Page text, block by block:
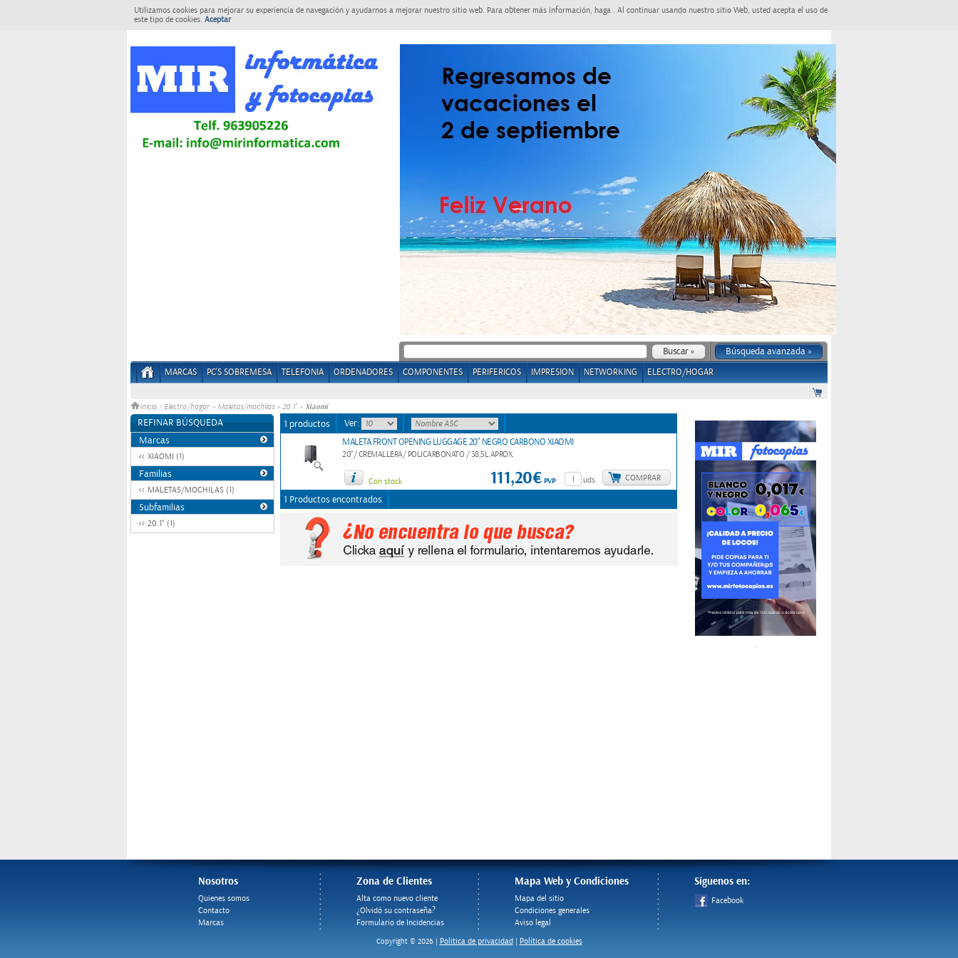
Utilizamos cookies para mejorar su experiencia de navegación y ayudarnos a mejorar nuestro sitio web. Para obtener más información, haga . Al continuar usando nuestro sitio Web, usted acepta el uso de
este tipo de cookies. Aceptar
Búsqueda avanzada »
MARCAS PC'S SOBREMESA TELEFONIA ORDENADORES COMPONENTES PERIFERICOS IMPRESION NETWORKING ELECTRO/HOGAR
Inicio > Electro/hogar » Maletas/mochilas » 20.1"» Xiaomi
REFINAR BÚSQUEDA
Marcas
XIAOMI (1)
Familias
MALETAS/MOCHILAS (1)
Subfamilias
20.1" (1)
1 productos Ver:
MALETA FRONT OPENING LUGGAGE 20" NEGRO CARBONO XIAOMI
20"/ CREMALLERA/ POLICARBONATO / 38,5L APROX.
Con stock uds. COMPRAR
111,20€PVP
1 Productos encontrados
.
Nosotros
Quienes somos
Contacto
Marcas
Zona de Clientes
Alta como nuevo cliente
¿Olvidó su contraseña?
Formulario de Incidencias
Mapa Web y Condiciones
Mapa del sitio
Condiciones generales
Aviso legal
Síguenos en:
Facebook
Copyright © 2026 | Politica de privacidad Política de cookies